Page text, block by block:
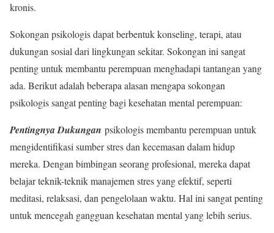
kronis.
Sokongan psikologis dapat berbentuk konseling, terapi, atau
dukungan sosial dari lingkungan sekitar. Sokongan ini sangat
penting untuk membantu perempuan menghadapi tantangan yang
ada. Berikut adalah beberapa alasan mengapa sokongan
psikologis sangat penting bagi kesehatan mental perempuan:
Pentingnya Dukungan psikologis membantu perempuan untuk
mengidentifikasi sumber stres dan kecemasan dalam hidup
mereka. Dengan bimbingan seorang profesional, mereka dapat
belajar teknik-teknik manajemen stres yang efektif, seperti
meditasi, relaksasi, dan pengelolaan waktu. Hal ini sangat penting
untuk mencegah gangguan kesehatan mental yang lebih serius.